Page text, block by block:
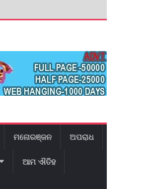
ମନୋରଞ୍ଜନ ଅପରାଧ
ଆମ ଐତିହ